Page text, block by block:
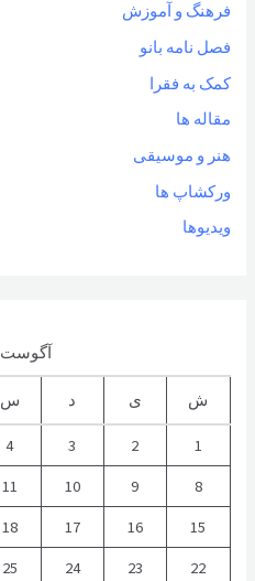
فرهنگ و آموزش
فصل نامه بانو
کمک به فقرا
مقاله ها
هنر و موسیقی
ورکشاپ ها
ویدیوها
آگوست 2026
ش ی د س
1
2
3
4
8
9
10
11
15
16
17
18
22
23
24
25